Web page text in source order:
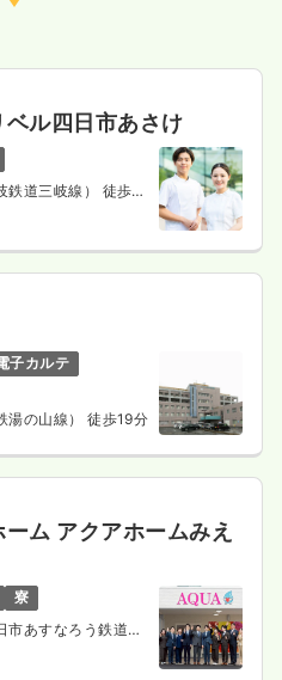
ル四日市あさけ
鉄道三岐線） 徒歩12
子カルテ
湯の山線） 徒歩19分
ム アクアホームみえ
寮
市あすなろう鉄道内